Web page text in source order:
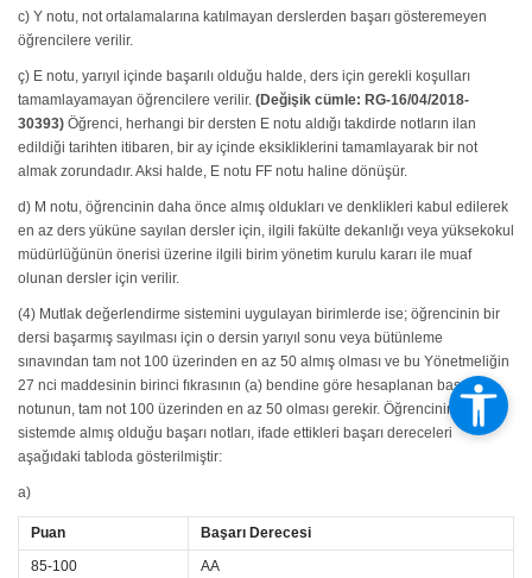
c) Y notu, not ortalamalarına katılmayan derslerden başarı gösteremeyen
öğrencilere verilir.
ç) E notu, yarıyıl içinde başarılı olduğu halde, ders için gerekli koşulları
tamamlayamayan öğrencilere verilir. (Değişik cümle: RG-16/04/2018-
30393) Öğrenci, herhangi bir dersten E notu aldığı takdirde notların ilan
edildiği tarihten itibaren, bir ay içinde eksikliklerini tamamlayarak bir not
almak zorundadır. Aksi halde, E notu FF notu haline dönüşür.
d) M notu, öğrencinin daha önce almış oldukları ve denklikleri kabul edilerek
en az ders yüküne sayılan dersler için, ilgili fakülte dekanlığı veya yüksekokul
müdürlüğünün önerisi üzerine ilgili birim yönetim kurulu kararı ile muaf
olunan dersler için verilir.
(4) Mutlak değerlendirme sistemini uygulayan birimlerde ise; öğrencinin bir
dersi başarmış sayılması için o dersin yarıyıl sonu veya bütünleme
sınavından tam not 100 üzerinden en az 50 almış olması ve bu Yönetmeliğin
27 nci maddesinin birinci fıkrasının (a) bendine göre hesaplanan başarı
notunun, tam not 100 üzerinden en az 50 olması gerekir. Öğrencinin mutlak
sistemde almış olduğu başarı notları, ifade ettikleri başarı dereceleri
aşağıdaki tabloda gösterilmiştir:
a)
Puan
Başarı Derecesi
85-100
AA